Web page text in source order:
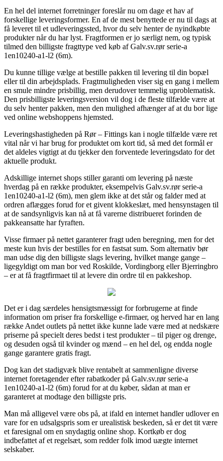
En hel del internet forretninger foreslår nu om dage et hav af
forskellige leveringsformer. En af de mest benyttede er nu til dags at
få leveret til et udleveringssted, hvor du selv henter de nyindkøbte
produkter når du har lyst. Fragtformen er jo særligt nem, og typisk
tilmed den billigste fragttype ved køb af Galv.sv.rør serie-a
1en10240-a1-l2 (6m).
Du kunne tillige vælge at bestille pakken til levering til din bopæl
eller til din arbejdsplads. Fragtmuligheden viser sig en gang i mellem
en smule mindre prisbillig, men derudover temmelig uproblematisk.
Den prisbilligste leveringsversion vil dog i de fleste tilfælde være at
du selv henter pakken, men den mulighed afhænger af at du bor lige
ved online webshoppens hjemsted.
Leveringshastigheden på Rør – Fittings kan i nogle tilfælde være ret
vital når vi har brug for produktet om kort tid, så med det formål er
det aldeles vigtigt at du tjekker den forventede leveringsdato for det
aktuelle produkt.
Adskillige internet shops stiller garanti om levering på næste
hverdag på en række produkter, eksempelvis Galv.sv.rør serie-a
1en10240-a1-l2 (6m), men glem ikke at det står og falder med at
ordren aflægges forud for et givent klokkeslæt, med hensynstagen til
at de sandsynligvis kan nå at få varerne distribueret forinden de
pakkeansatte har fyraften.
Visse firmaer på nettet garanterer fragt uden beregning, men for det
meste kun hvis der bestilles for en fastsat sum. Som alternativ bør
man udse dig den billigste slags levering, hvilket mange gange –
ligegyldigt om man bor ved Roskilde, Vordingborg eller Bjerringbro
– er at få fragtfirmaet til at levere din ordre til en pakkeshop.
Det er i dag særdeles hensigtsmæssigt for forbrugerne at finde
information om priser fra forskellige e-firmaer, og herved har en lang
række Andet outlets på nettet ikke kunne lade være med at nedskære
priserne på specielt deres bedst i test produkter – til piger og drenge,
og desuden også til kvinder og mænd – en hel del, og endda nogle
gange garantere gratis fragt.
Dog kan det stadigvæk blive rentabelt at sammenligne diverse
internet foretagender efter rabatkoder på Galv.sv.rør serie-a
1en10240-a1-l2 (6m) forud for at du køber, sådan at man er
garanteret at modtage den billigste pris.
Man må alligevel være obs på, at ifald en internet handler udlover en
vare for en udsalgspris som er urealistisk beskeden, så er det tit være
et faresignal om en snydagtig online shop. Kortkøb er dog
indbefattet af et regelsæt, som redder folk imod uægte internet
selskaber.